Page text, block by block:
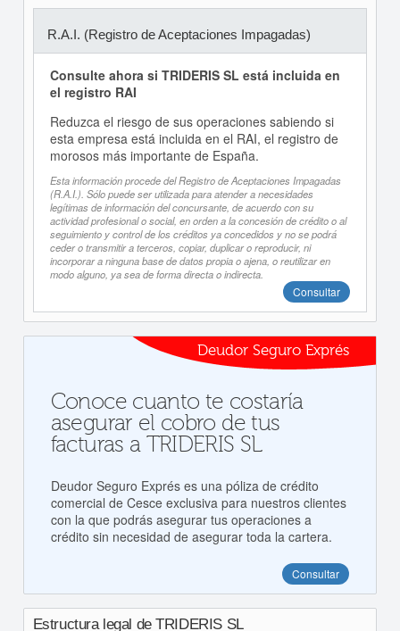
R.A.I. (Registro de Aceptaciones Impagadas)
Consulte ahora si TRIDERIS SL está incluida en
el registro RAI
Reduzca el riesgo de sus operaciones sabiendo si
esta empresa está incluida en el RAI, el registro de
morosos más importante de España.
Esta información procede del Registro de Aceptaciones Impagadas
(R.A.I.). Sólo puede ser utilizada para atender a necesidades
legítimas de información del concursante, de acuerdo con su
actividad profesional o social, en orden a la concesión de crédito o al
seguimiento y control de los créditos ya concedidos y no se podrá
ceder o transmitir a terceros, copiar, duplicar o reproducir, ni
incorporar a ninguna base de datos propia o ajena, o reutilizar en
modo alguno, ya sea de forma directa o indirecta.
Consultar
Deudor Seguro Exprés
Conoce cuanto te costaría
asegurar el cobro de tus
facturas a TRIDERIS SL
Deudor Seguro Exprés es una póliza de crédito
comercial de Cesce exclusiva para nuestros clientes
con la que podrás asegurar tus operaciones a
crédito sin necesidad de asegurar toda la cartera.
Consultar
Estructura legal de TRIDERIS SL